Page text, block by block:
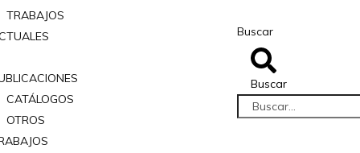
TRABAJOS
CATÁLOGOS
OTROS
Buscar
Buscar